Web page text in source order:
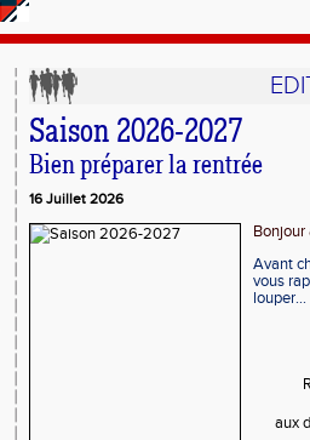
Saison 2026-2027
Bien préparer la rentrée
16 Juillet 2026
Bonjour
Avant
vous
louper...
aux